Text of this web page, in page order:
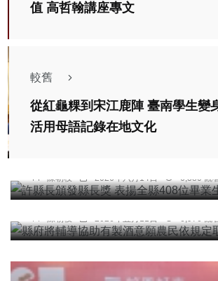
值 高哲翰講座專文
較舊
從紅龜粿到宋江鹿陣 臺南學生變
活用母語記錄在地文化
陳朝枝 2026年六月14日 6,380 觀
縣府將輔導協助有製酒意願農民依規
照
陳朝枝 2026年五月11日 6,976 觀